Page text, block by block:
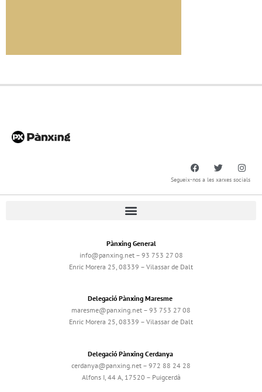
Segueix-nos a les xarxes socials
Pànxing General
info@panxing.net – 93 753 27 08
Enric Morera 25, 08339 – Vilassar de Dalt
Delegació Pànxing Maresme
maresme@panxing.net – 93 753 27 08
Enric Morera 25, 08339 – Vilassar de Dalt
Delegació Pànxing Cerdanya
cerdanya@panxing.net – 972 88 24 28
Alfons I, 44 A, 17520 – Puigcerdà